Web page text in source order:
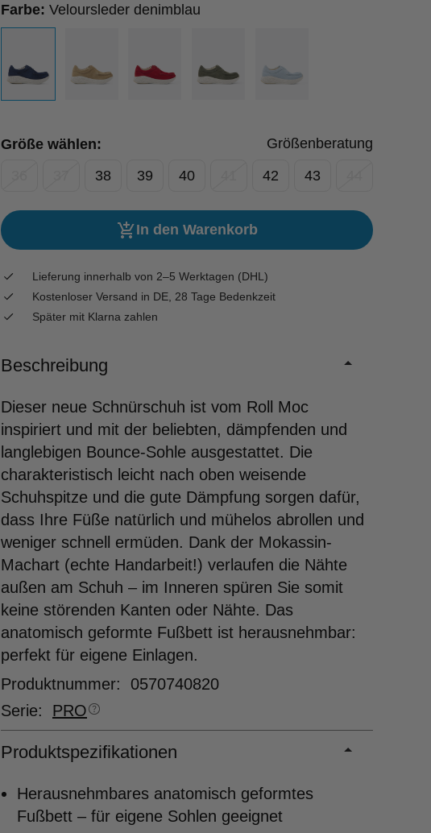
Farbe: Veloursleder denimblau
Größe wählen:
Größenberatung
38 39 40 42 43
In den Warenkorb
Lieferung innerhalb von 2–5 Werktagen (DHL)
Kostenloser Versand in DE, 28 Tage Bedenkzeit
Später mit Klarna zahlen
Beschreibung
Dieser neue Schnürschuh ist vom Roll Moc
inspiriert und mit der beliebten, dämpfenden und
langlebigen Bounce-Sohle ausgestattet. Die
charakteristisch leicht nach oben weisende
Schuhspitze und die gute Dämpfung sorgen dafür,
dass Ihre Füße natürlich und mühelos abrollen und
weniger schnell ermüden. Dank der Mokassin-
Machart (echte Handarbeit!) verlaufen die Nähte
außen am Schuh – im Inneren spüren Sie somit
keine störenden Kanten oder Nähte. Das
anatomisch geformte Fußbett ist herausnehmbar:
perfekt für eigene Einlagen.
Produktnummer: 0570740820
Serie: PRO
Produktspezifikationen
Herausnehmbares anatomisch geformtes
Fußbett – für eigene Sohlen geeignet